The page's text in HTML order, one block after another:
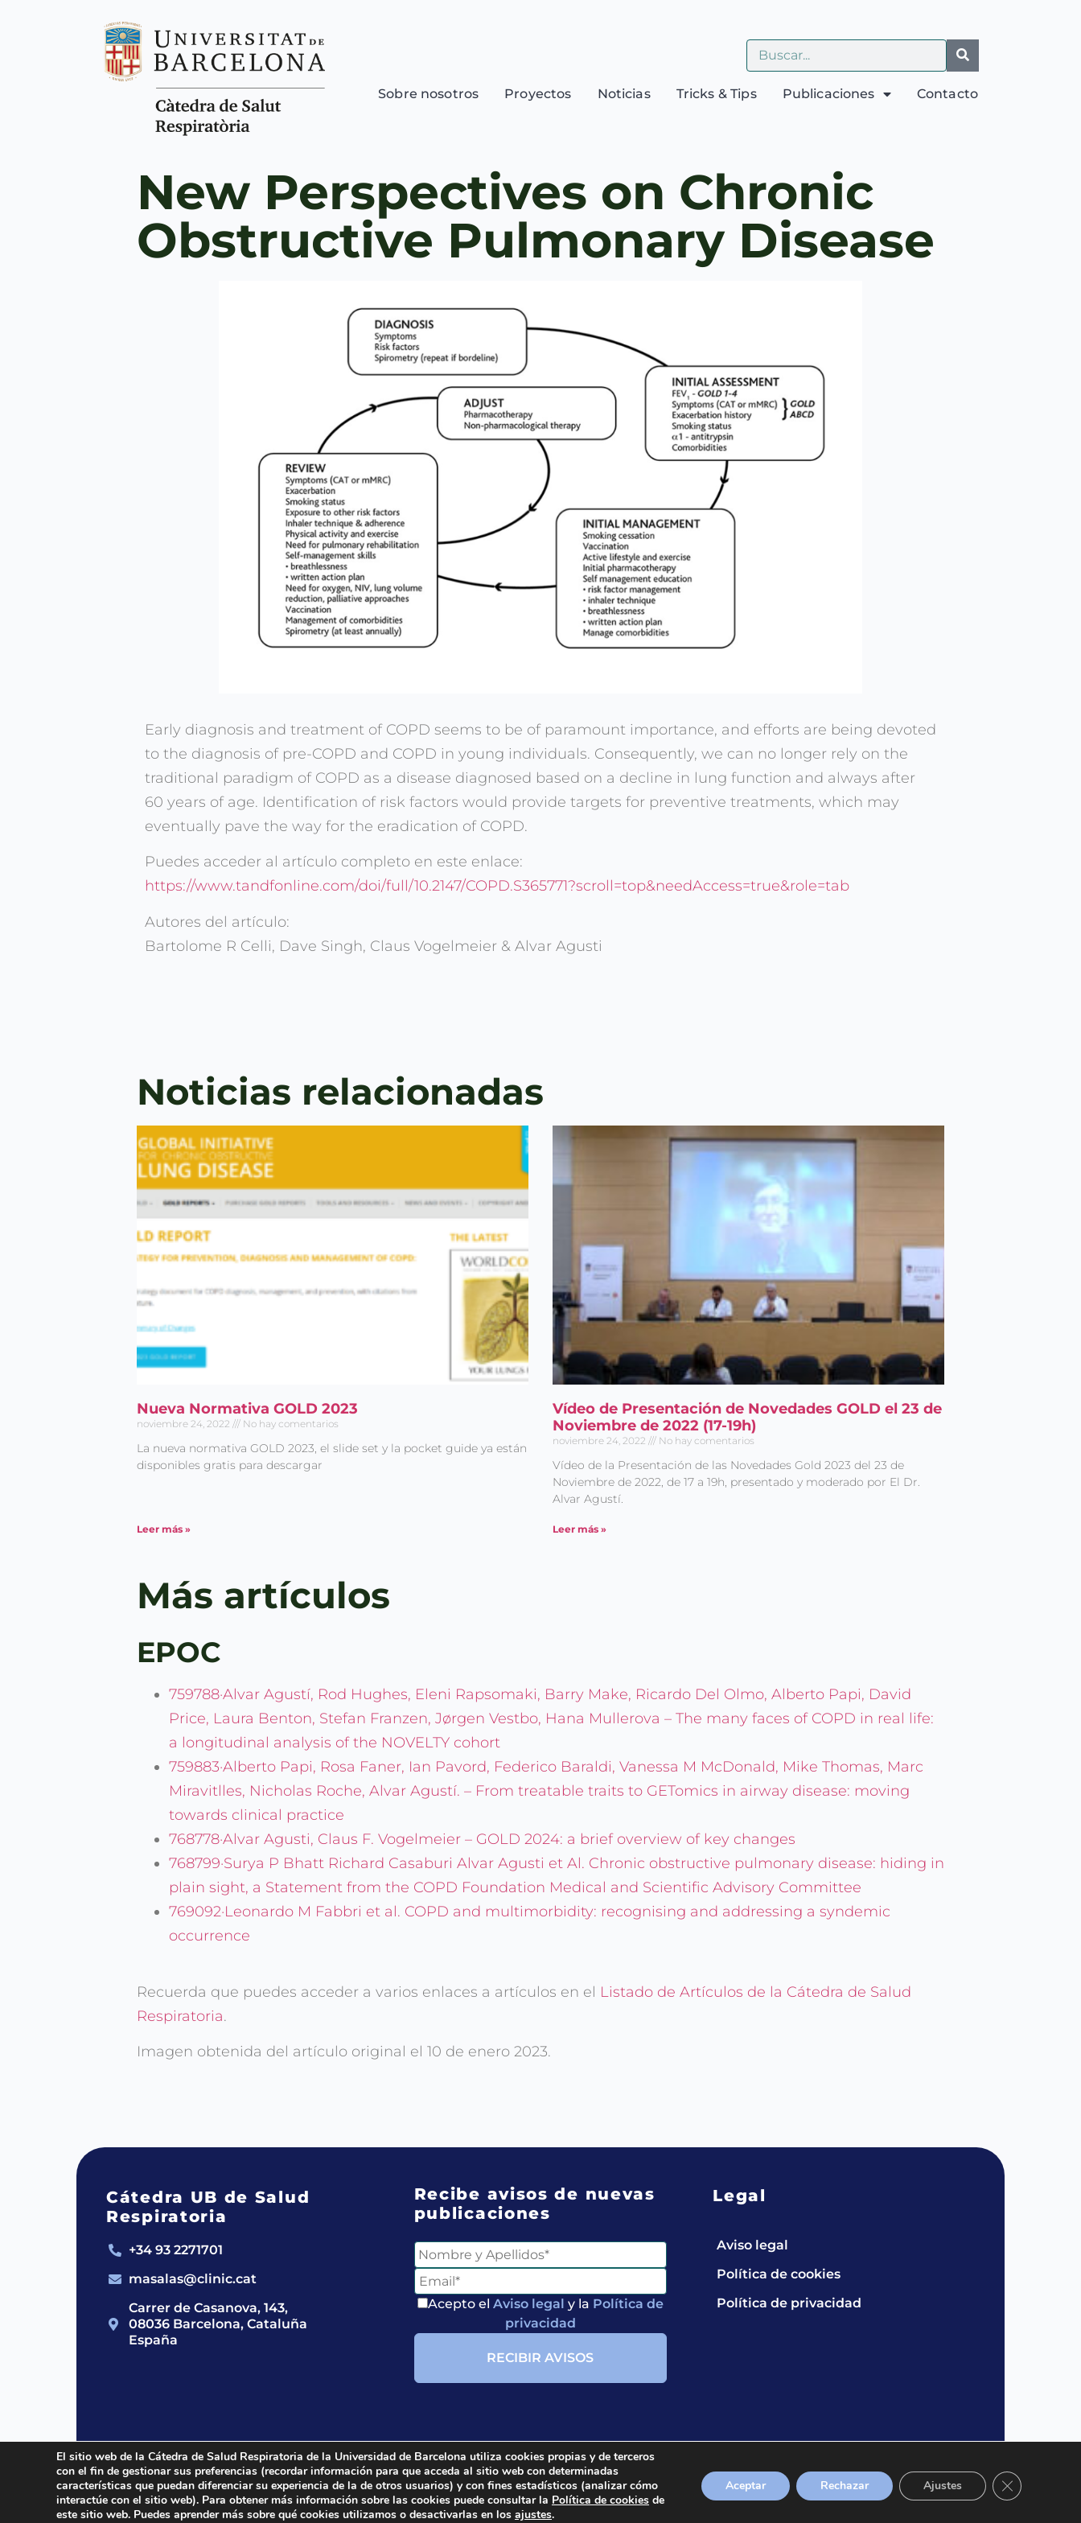
Sobre nosotros Proyectos Noticias Tricks & Tips Publicaciones Contacto
New Perspectives on Chronic
Obstructive Pulmonary Disease
Early diagnosis and treatment of COPD seems to be of paramount importance, and efforts are being devoted
to the diagnosis of pre-COPD and COPD in young individuals. Consequently, we can no longer rely on the
traditional paradigm of COPD as a disease diagnosed based on a decline in lung function and always after
60 years of age. Identification of risk factors would provide targets for preventive treatments, which may
eventually pave the way for the eradication of COPD.
Puedes acceder al artículo completo en este enlace:
https://www.tandfonline.com/doi/full/10.2147/COPD.S365771?scroll=top&needAccess=true&role=tab
Autores del artículo:
Bartolome R Celli, Dave Singh, Claus Vogelmeier & Alvar Agusti
Noticias relacionadas
Nueva Normativa GOLD 2023
noviembre 24, 2022 No hay comentarios
La nueva normativa GOLD 2023, el slide set y la pocket guide ya están
disponibles gratis para descargar
Leer más »
Vídeo de Presentación de Novedades GOLD el 23 de
Noviembre de 2022 (17-19h)
noviembre 24, 2022 No hay comentarios
Vídeo de la Presentación de las Novedades Gold 2023 del 23 de
Noviembre de 2022, de 17 a 19h, presentado y moderado por El Dr.
Alvar Agustí.
Leer más »
Más artículos
EPOC
759788·Alvar Agustí, Rod Hughes, Eleni Rapsomaki, Barry Make, Ricardo Del Olmo, Alberto Papi, David
Price, Laura Benton, Stefan Franzen, Jørgen Vestbo, Hana Mullerova – The many faces of COPD in real life:
a longitudinal analysis of the NOVELTY cohort
759883·Alberto Papi, Rosa Faner, Ian Pavord, Federico Baraldi, Vanessa M McDonald, Mike Thomas, Marc
Miravitlles, Nicholas Roche, Alvar Agustí. – From treatable traits to GETomics in airway disease: moving
towards clinical practice
768778·Alvar Agusti, Claus F. Vogelmeier – GOLD 2024: a brief overview of key changes
768799·Surya P Bhatt Richard Casaburi Alvar Agusti et Al. Chronic obstructive pulmonary disease: hiding in
plain sight, a Statement from the COPD Foundation Medical and Scientific Advisory Committee
769092·Leonardo M Fabbri et al. COPD and multimorbidity: recognising and addressing a syndemic
occurrence
Recuerda que puedes acceder a varios enlaces a artículos en el Listado de Artículos de la Cátedra de Salud
Respiratoria.
Imagen obtenida del artículo original el 10 de enero 2023.
Cátedra UB de Salud
Respiratoria
+34 93 2271701
masalas@clinic.cat
Carrer de Casanova, 143,
08036 Barcelona, Cataluña
España
Recibe avisos de nuevas
publicaciones
Acepto el Aviso legal y la Política de
privacidad
Legal
Aviso legal
Política de cookies
Política de privacidad
2024 © Cátedra UB de Salud Respiratoria.All rights reserved.
El sitio web de la Cátedra de Salud Respiratoria de la Universidad de Barcelona utiliza cookies propias y de terceros
con el fin de gestionar sus preferencias (recordar información para que acceda al sitio web con determinadas
características que puedan diferenciar su experiencia de la de otros usuarios) y con fines estadísticos (analizar cómo
interactúe con el sitio web). Para obtener más información sobre las cookies puede consultar la Política de cookies de
este sitio web. Puedes aprender más sobre qué cookies utilizamos o desactivarlas en los ajustes.
Aceptar Rechazar Ajustes Cerrar el
Entérate de
Nuestras Publicaciones
Acepto el Aviso legaly
Política de privacidad